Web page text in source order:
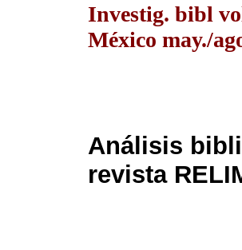
Investig. bibl
México may./
Análisis
revista